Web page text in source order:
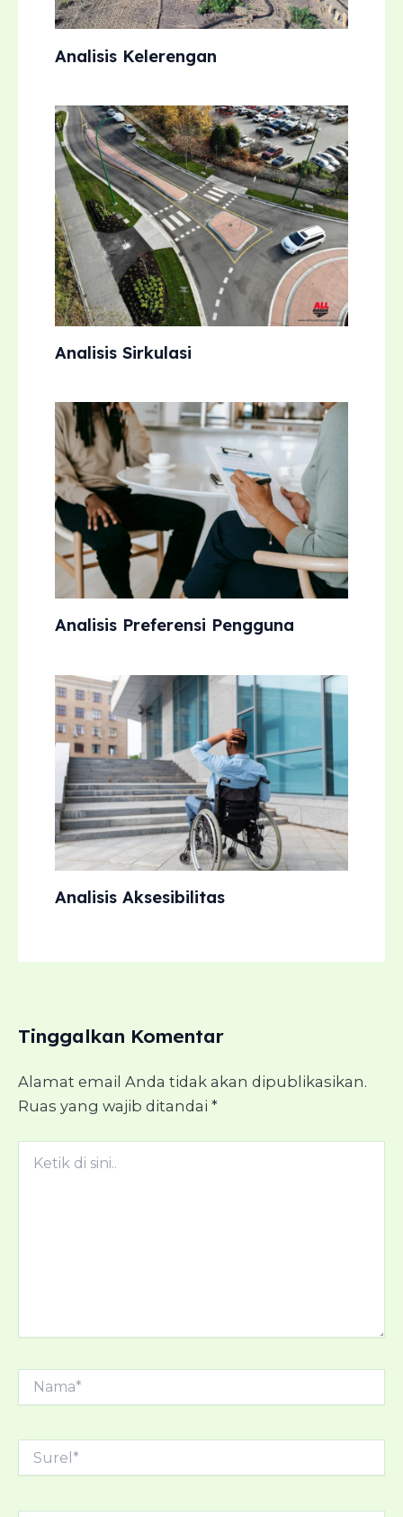
Analisis Kelerengan
Analisis Sirkulasi
Analisis Preferensi Pengguna
Analisis Aksesibilitas
Tinggalkan Komentar
Alamat email Anda tidak akan dipublikasikan.
Ruas yang wajib ditandai *